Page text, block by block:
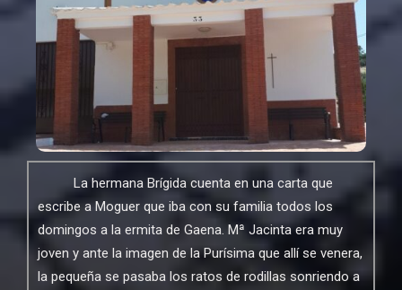
La hermana Brígida cuenta en una carta que
escribe a Moguer que iba con su familia todos los
domingos a la ermita de Gaena. Mª Jacinta era muy
joven y ante la imagen de la Purísima que allí se venera,
la pequeña se pasaba los ratos de rodillas sonriendo a